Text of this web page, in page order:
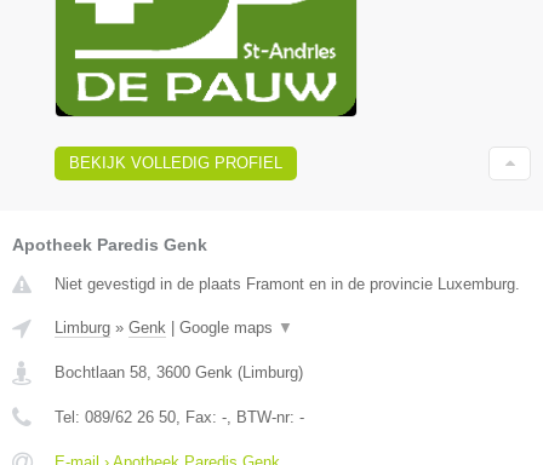
BEKIJK VOLLEDIG PROFIEL
Apotheek Paredis Genk
Niet gevestigd in de plaats Framont en in de provincie Luxemburg.
Limburg » Genk Google maps ▼
Bochtlaan 58 3600 Genk ( Limburg)
Tel: 089/62 26 50 , Fax: - , BTW-nr: -